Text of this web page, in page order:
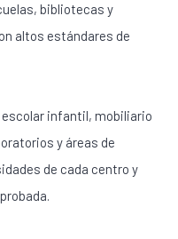
bibliotecas y
altos estándares de
infantil, mobiliario
y áreas de
de cada centro y